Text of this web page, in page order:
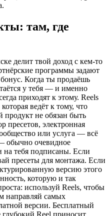
там, где
делит твой доход с кем-то
программы задают
Когда ты продаёшь
у тебя — и именно
приходят к этому. Reels
ведёт к тому, что
не обязан быть
электронная
или услуга — всё
обычно очевидное
тебя подписаны. Если
пресеты для монтажа. Если
версию этого
которую и так
используй Reels, чтобы
направляй самых
версии. Бесплатный
глубокий Reel приносит